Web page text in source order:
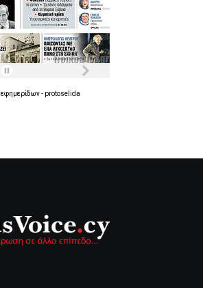
εφημερίδων- protoselida